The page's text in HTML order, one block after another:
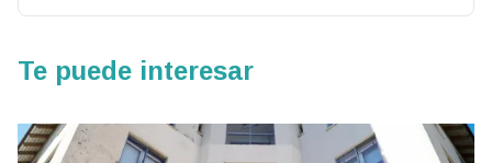
Te puede interesar